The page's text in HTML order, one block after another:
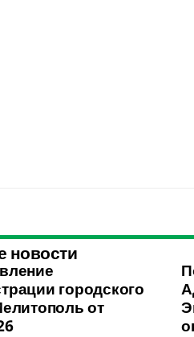
новости
городского
от